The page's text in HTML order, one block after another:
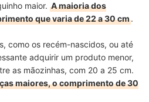
maior. A maioria dos
que varia de 22 a 30 cm.
como os recém-nascidos, ou até
adquirir um produto menor,
as mãozinhas, com 20 a 25 cm.
maiores, o comprimento de 30